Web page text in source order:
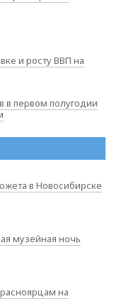
и росту ВВП на
в первом полугодии
в Новосибирске
музейная ночь
на